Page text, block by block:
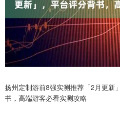
扬州定制游前8强实测推荐「2月更新
书，高端游客必看实测攻略